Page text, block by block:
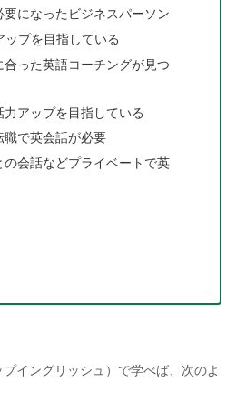
要になったビジネスパーソン
ップを目指している
合った英語コーチングが見つ
アップを目指している
職で英会話が必要
の会話などプライベートで英
イングリッシュ）で学べば、次のよ